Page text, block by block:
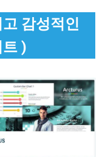
감성적인
)